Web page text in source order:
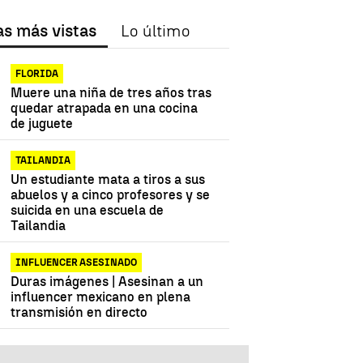
más vistas Lo último
FLORIDA
Muere una niña de tres años tras
quedar atrapada en una cocina
de juguete
TAILANDIA
Un estudiante mata a tiros a sus
abuelos y a cinco profesores y se
suicida en una escuela de
Tailandia
INFLUENCER ASESINADO
Duras imágenes | Asesinan a un
influencer mexicano en plena
transmisión en directo